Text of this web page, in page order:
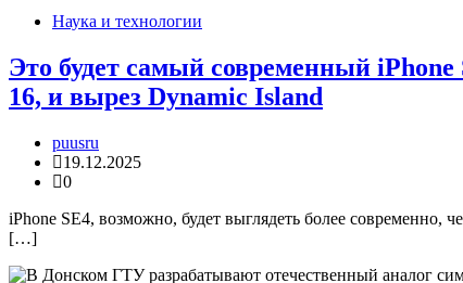
Наука и технологии
Это будет самый современный
16, и вырез Dynamic Island
puusru
19.12.2025
0
iPhone SE4, возможно, будет выглядеть более
[…]